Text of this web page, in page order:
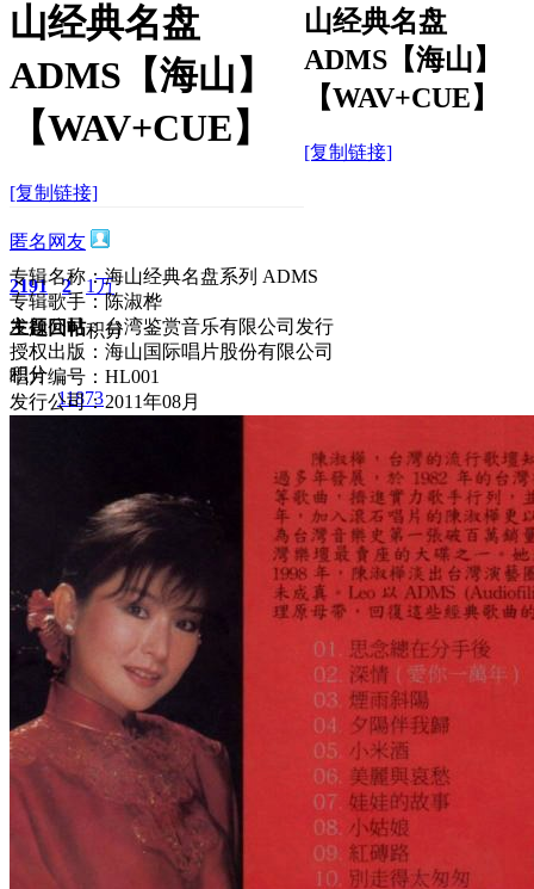
山经典名盘
ADMS【海山】
【WAV+CUE】
[复制链接]
山经典名盘
ADMS【海山】
【WAV+CUE】
[复制链接]
匿名网友
2191
主题
2
回帖
1万
积分
积分
11873
专辑名称：海山经典名盘系列 ADMS
专辑歌手：陈淑桦
发行公司：台湾鉴赏音乐有限公司发行
授权出版：海山国际唱片股份有限公司
唱片编号：HL001
发行公司：2011年08月